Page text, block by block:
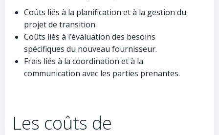
Coûts liés à la planification et à la gestion du
projet de transition.
Coûts liés à l’évaluation des besoins
spécifiques du nouveau fournisseur.
Frais liés à la coordination et à la
communication avec les parties prenantes.
Les coûts de